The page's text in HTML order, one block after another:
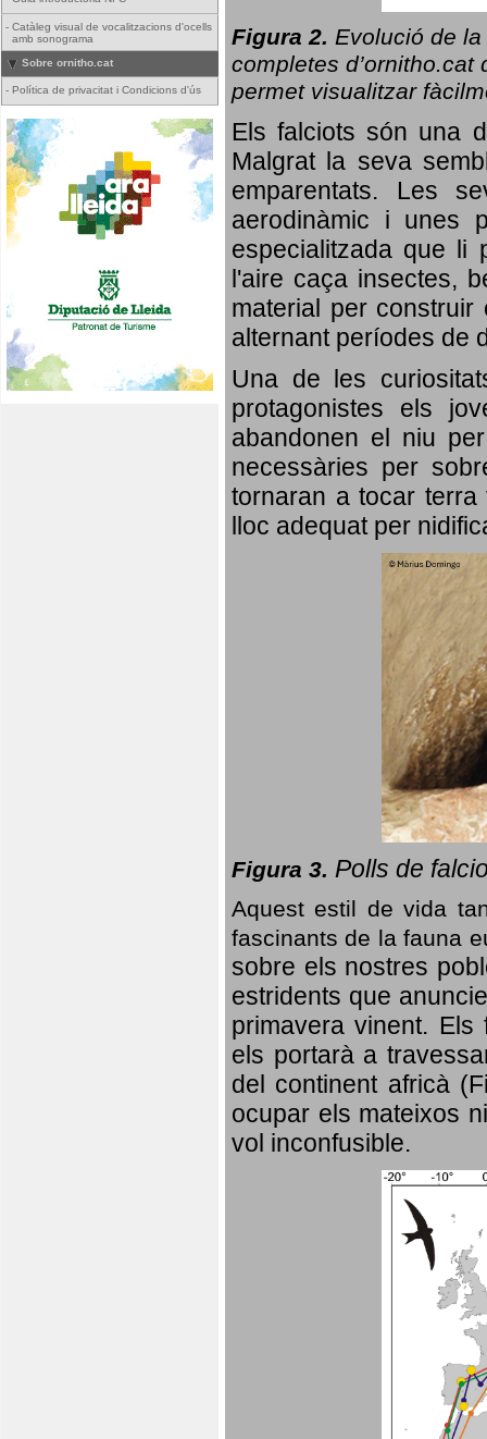
- Catàleg visual de vocalitzacions d'ocells
amb sonograma
Sobre ornitho.cat
- Política de privacitat i Condicions d'ús
Figura 2. Evolució de la
completes d’ornitho.cat
permet visualitzar
Els falciots són una
Malgrat la seva
emparentats. Les
aerodinàmic i unes
especialitzada que li
l'aire caça insectes,
material per
alternant períodes de
Una de les
protagonistes els
abandonen el niu
necessàries per
tornaran a tocar
lloc adequat per
Figura 3. Polls de
Aquest estil de vida
fascinants de la fauna
sobre els nostres
estridents que
primavera vinent. Els
els portarà a
del continent africà
ocupar els mateixos
vol inconfusible.